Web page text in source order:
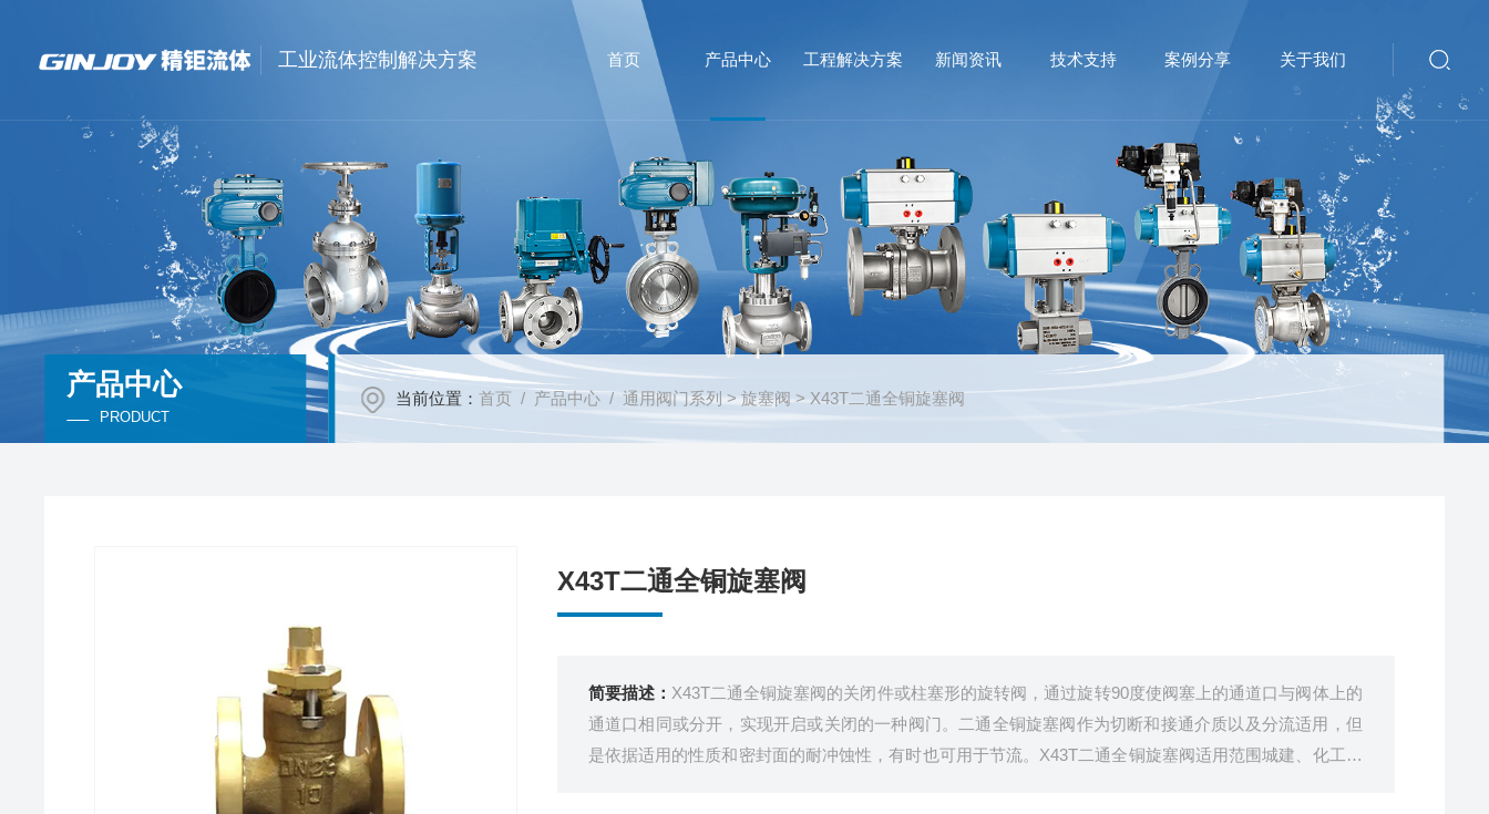
工业流体控制解决方案 首页 产品中心 工程解决方案 新闻资讯 技术支持 案例分享 关于我们
产品中心
PRODUCT
当前位置：首页 / 产品中心/通用阀门系列>旋塞阀 > X43T二通全铜旋塞阀
X43T二通全铜旋塞阀
简要描述： X43T二通全铜旋塞阀的关闭件或柱塞形的旋转阀，通过旋转90度使阀塞上的通道口与阀体上的
通道口相同或分开，实现开启或关闭的一种阀门。二通全铜旋塞阀作为切断和接通介质以及分流适用，但
是依据适用的性质和密封面的耐冲蚀性，有时也可用于节流。X43T二通全铜旋塞阀适用范围城建、化工、